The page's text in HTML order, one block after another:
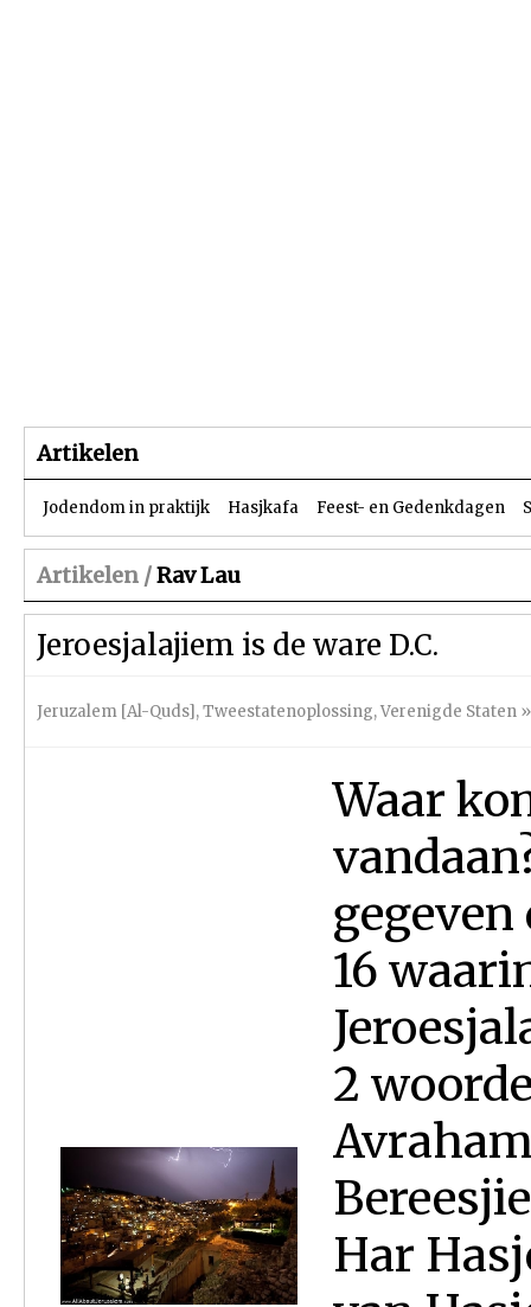
Artikelen
Jodendom in praktijk Hasjkafa Feest- en Gedenkdagen
Artikelen /Rav Lau
Jeroesjalajiem is de ware D.C.
Jeruzalem [Al-Quds],Tweestatenoplossing,Verenigde Staten »
Waar
16
2
Har